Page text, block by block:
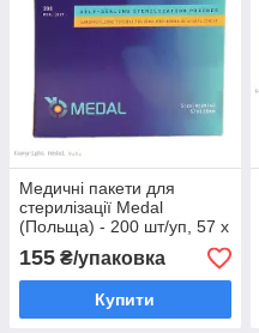
Медичні пакети для
стерилізації Medal
(Польща) - 200 шт/уп, 57 x
155 ₴/упаковка
Купити